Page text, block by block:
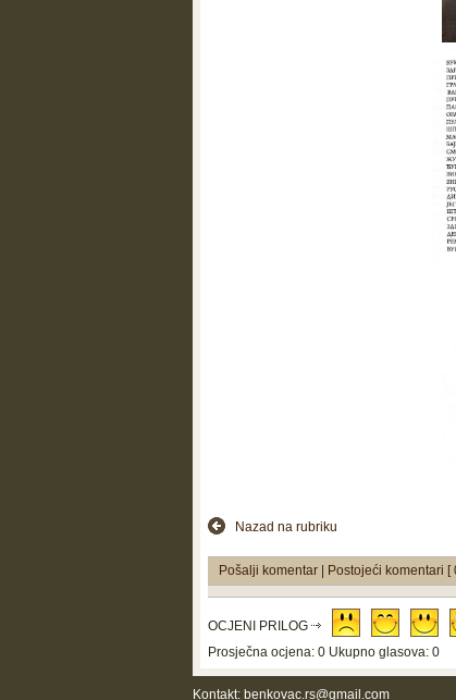
Nazad na rubriku
Pošalji komentar Postojeći komentari [
OCJENI PRILOG
Prosječna ocjena: 0 Ukupno glasova: 0
Kontakt: benkovac.rs@gmail.com